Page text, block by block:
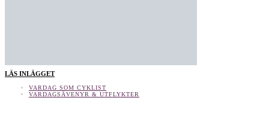
LÄS INLÄGGET
VARDAG SOM CYKLIST
VARDAGSÄVENYR & UTFLYKTER